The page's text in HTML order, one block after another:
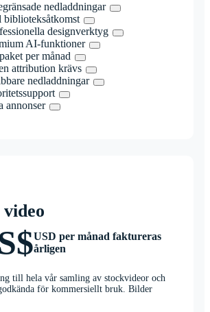
nedladdningar
biblioteksåtkomst
designverktyg
AI-funktioner
per månad
attribution krävs
nedladdningar
annonser
USD per månad faktureras
årligen
till hela vår samling av stockvideor och
för kommersiellt bruk. Bilder